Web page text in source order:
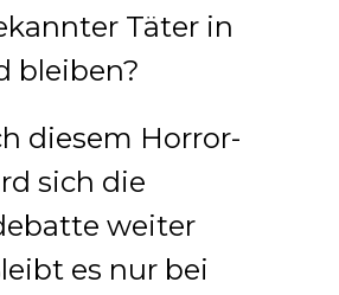
Täter in
bleiben?
diesem Horror-
sich die
weiter
es nur bei